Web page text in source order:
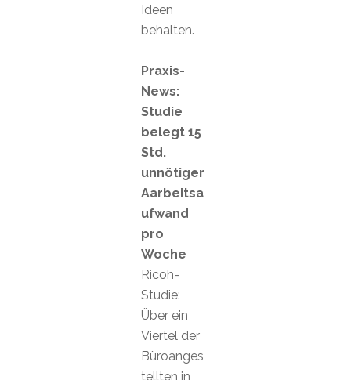
Ideen
behalten.
Praxis-
News:
Studie
belegt 15
Std.
unnötiger
Aarbeitsa
ufwand
pro
Woche
Ricoh-
Studie:
Über ein
Viertel der
Büroanges
tellten in